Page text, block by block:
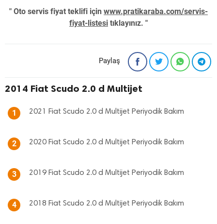
" Oto servis fiyat teklifi için www.pratikaraba.com/servis-
fiyat-listesi tıklayınız. "
Paylaş
2014 Fiat Scudo 2.0 d Multijet
1 2021 Fiat Scudo 2.0 d Multijet Periyodik Bakım
2 2020 Fiat Scudo 2.0 d Multijet Periyodik Bakım
3 2019 Fiat Scudo 2.0 d Multijet Periyodik Bakım
4 2018 Fiat Scudo 2.0 d Multijet Periyodik Bakım